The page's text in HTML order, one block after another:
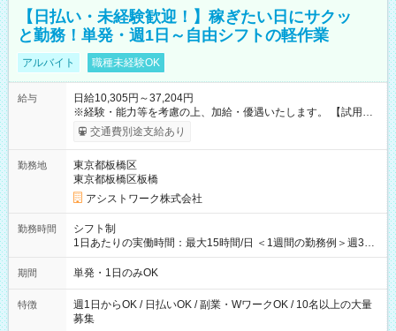
【日払い・未経験歓迎！】稼ぎたい日にサクッ
と勤務！単発・週1日～自由シフトの軽作業
アルバイト 職種未経験OK
給与
日給10,305円～37,204円
※経験・能力等を考慮の上、加給・優遇いたします。 【試用期
間】試用期間なし
交通費別途支給あり
勤務地
東京都板橋区
東京都板橋区板橋
アシストワーク株式会社
勤務時間
シフト制
1日あたりの実働時間：最大15時間/日 ＜1週間の勤務例＞週3回
勤務 勤務：月・水・金 休み：火・木・土・日 好きな時にお仕事
可能です！ ※1日あたりの最大実働時間は日勤、夜勤共に勤務し
期間 単発・1日のみOK
特徴
週1日からOK / 日払いOK / 副業・WワークOK / 10名以上の大量
募集